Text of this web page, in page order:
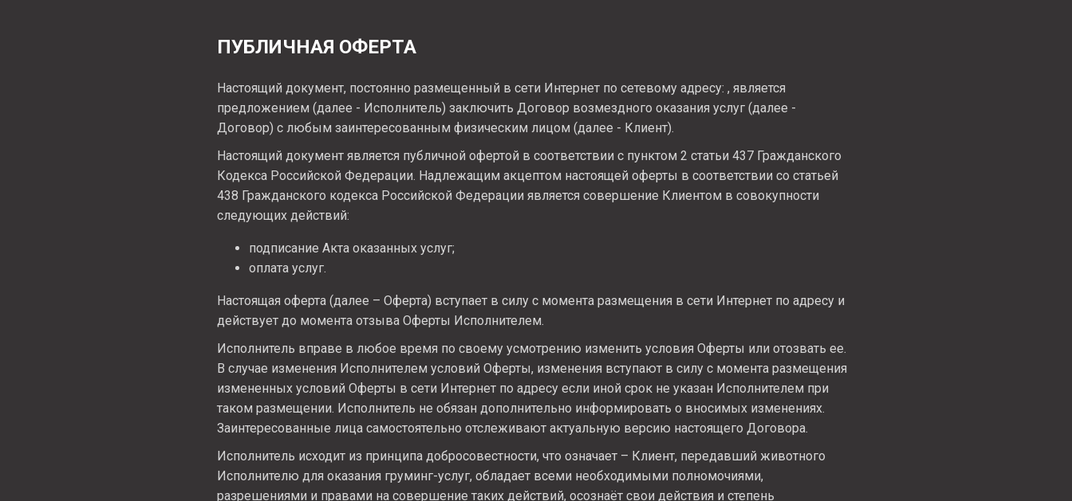
ПУБЛИЧНАЯ ОФЕРТА
Настоящий документ, постоянно размещенный в сети Интернет по сетевому адресу: , является
предложением (далее - Исполнитель) заключить Договор возмездного оказания услуг (далее -
Договор) с любым заинтересованным физическим лицом (далее - Клиент).
Настоящий документ является публичной офертой в соответствии с пунктом 2 статьи 437 Гражданского
Кодекса Российской Федерации. Надлежащим акцептом настоящей оферты в соответствии со статьей
438 Гражданского кодекса Российской Федерации является совершение Клиентом в совокупности
следующих действий:
подписание Акта оказанных услуг;
оплата услуг.
Настоящая оферта (далее – Оферта) вступает в силу с момента размещения в сети Интернет по адресу и
действует до момента отзыва Оферты Исполнителем.
Исполнитель вправе в любое время по своему усмотрению изменить условия Оферты или отозвать ее.
В случае изменения Исполнителем условий Оферты, изменения вступают в силу с момента размещения
измененных условий Оферты в сети Интернет по адресу если иной срок не указан Исполнителем при
таком размещении. Исполнитель не обязан дополнительно информировать о вносимых изменениях.
Заинтересованные лица самостоятельно отслеживают актуальную версию настоящего Договора.
Исполнитель исходит из принципа добросовестности, что означает – Клиент, передавший животного
Исполнителю для оказания груминг-услуг, обладает всеми необходимыми полномочиями,
разрешениями и правами на совершение таких действий, осознаёт свои действия и степень